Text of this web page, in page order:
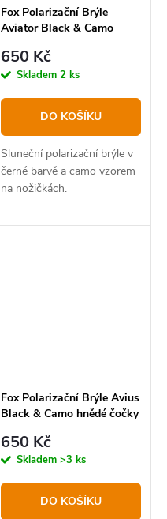
Fox Polarizační Brýle
Aviator Black & Camo
650 Kč
Skladem 2 ks
DO KOŠÍKU
Sluneční polarizační brýle v
černé barvě a camo vzorem
na nožičkách.
Fox Polarizační Brýle Avius
Black & Camo hnědé čočky
650 Kč
Skladem >3 ks
DO KOŠÍKU